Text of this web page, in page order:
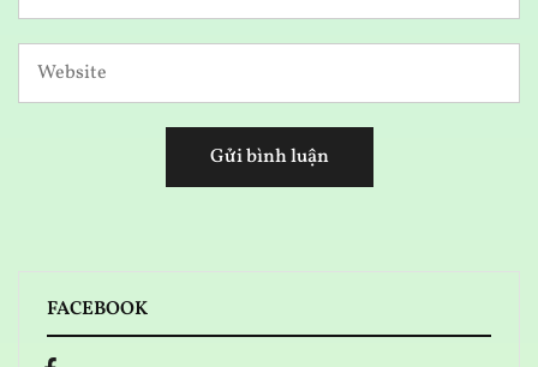
FACEBOOK